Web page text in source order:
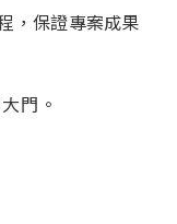
，保證專案成果
門。